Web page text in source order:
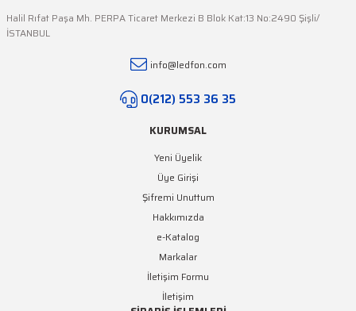
Halil Rıfat Paşa Mh. PERPA Ticaret Merkezi B Blok Kat:13 No:2490 Şişli/
İSTANBUL
info@ledfon.com
0(212) 553 36 35
KURUMSAL
Yeni Üyelik
Üye Girişi
Şifremi Unuttum
Hakkımızda
e-Katalog
Markalar
İletişim Formu
İletişim